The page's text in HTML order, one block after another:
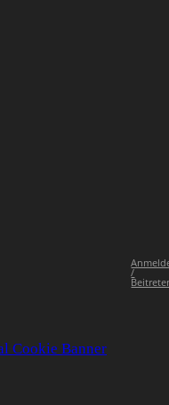
/
Cookie Banner